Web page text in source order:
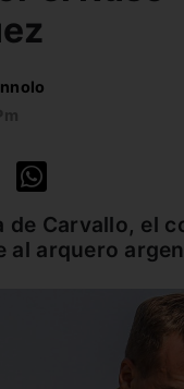
de Carvallo, el
al arquero